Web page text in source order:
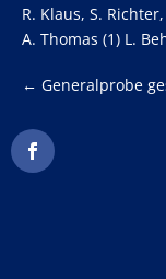
R. Klaus, S.
A. Thomas (1) L.
← Generalprobe